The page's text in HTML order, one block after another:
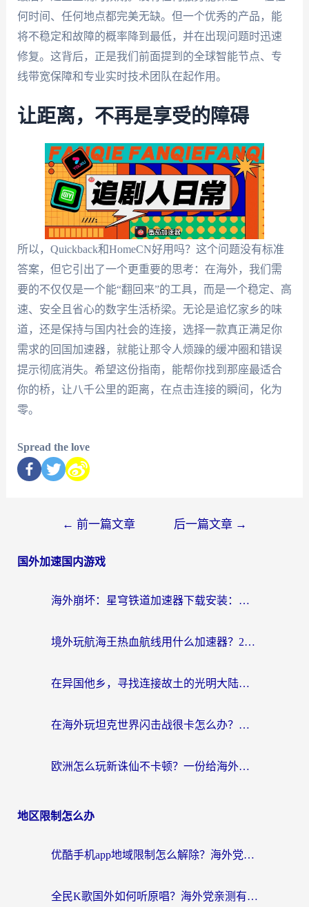
何时间、任何地点都完美无缺。但一个优秀的产品，能
将不稳定和故障的概率降到最低，并在出现问题时迅速
修复。这背后，正是我们前面提到的全球智能节点、专
线带宽保障和专业实时技术团队在起作用。
让距离，不再是享受的障碍
所以，Quickback和HomeCN好用吗？这个问题没有标准
答案，但它引出了一个更重要的思考：在海外，我们需
要的不仅仅是一个能“翻回来”的工具，而是一个稳定、高
速、安全且省心的数字生活桥梁。无论是追忆家乡的味
道，还是保持与国内社会的连接，选择一款真正满足你
需求的回国加速器，就能让那令人烦躁的缓冲圈和错误
提示彻底消失。希望这份指南，能帮你找到那座最适合
你的桥，让八千公里的距离，在点击连接的瞬间，化为
零。
Spread the love
← 前一篇文章 后一篇文章 →
国外加速国内游戏
海外崩坏：星穹铁道加速器下载安装：一份给游子的终极网络指南
境外玩航海王热血航线用什么加速器？2026海外玩家实测最优方案（附欧洲问道堡垒前线加速技巧）
在异国他乡，寻找连接故土的光明大陆免费加速器
在海外玩坦克世界闪击战很卡怎么办？老玩家亲测有效的加速器选择指南
欧洲怎么玩新诛仙不卡顿？一份给海外游子的国服游戏畅玩指南
地区限制怎么办
优酷手机app地域限制怎么解除？海外党亲测有效的追剧方案
全民K歌国外如何听原唱？海外党亲测有效的回国加速器选择指南